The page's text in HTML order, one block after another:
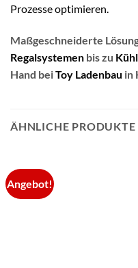
Prozesse optimieren.
Maßgeschneiderte
Regalsystemen bis zu
Hand beiToy Ladenbau in
ÄHNLICHE PRODUKTE
Angebot!